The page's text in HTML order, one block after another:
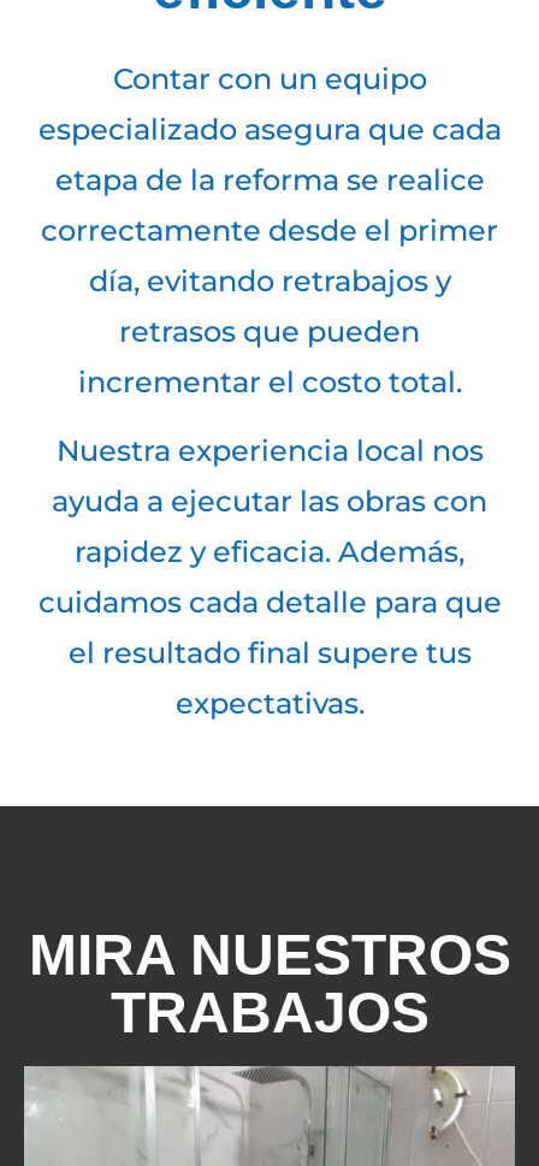
Contar con un equipo
especializado asegura que cada
etapa de la reforma se realice
correctamente desde el primer
día, evitando retrabajos y
retrasos que pueden
incrementar el costo total.
Nuestra experiencia local nos
ayuda a ejecutar las obras con
rapidez y eficacia. Además,
cuidamos cada detalle para que
el resultado final supere tus
expectativas.
MIRA NUESTROS
TRABAJOS